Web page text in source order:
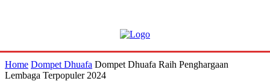
Home Dompet Dhuafa Dompet Dhuafa Raih Penghargaan
Lembaga Terpopuler 2024